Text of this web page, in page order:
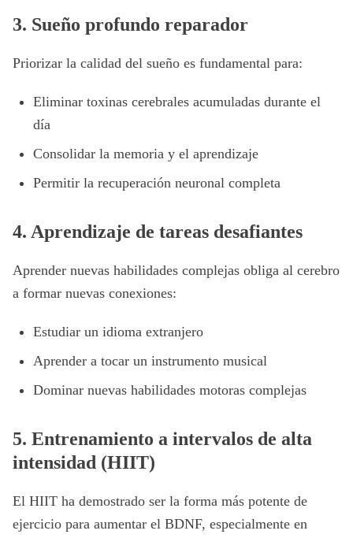
3. Sueño profundo reparador
Priorizar la calidad del sueño es fundamental para:
Eliminar toxinas cerebrales acumuladas durante el
día
Consolidar la memoria y el aprendizaje
Permitir la recuperación neuronal completa
4. Aprendizaje de tareas desafiantes
Aprender nuevas habilidades complejas obliga al cerebro
a formar nuevas conexiones:
Estudiar un idioma extranjero
Aprender a tocar un instrumento musical
Dominar nuevas habilidades motoras complejas
5. Entrenamiento a intervalos de alta
intensidad (HIIT)
El HIIT ha demostrado ser la forma más potente de
ejercicio para aumentar el BDNF, especialmente en